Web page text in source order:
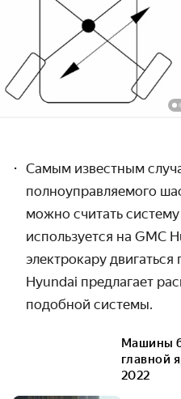
Самым известным
полноуправляемого
можно считать
используется на GMC
электрокару
Hyundai предлагает
подобной системы.
Машины
главной
2022